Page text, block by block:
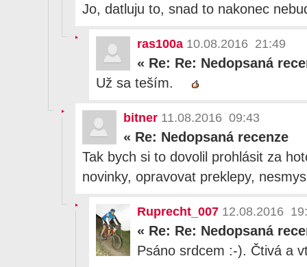
Jo, datluju to, snad to nakonec
ras100a 10.08.2016 21:49
« Re: Re: Nedopsaná
Už sa teším.
bitner 11.08.2016 09:43
« Re: Nedopsaná recenze
Tak bych si to dovolil prohlásit za
novinky, opravovat preklepy,
Ruprecht_007 12.08.2016
« Re: Re: Nedopsaná
Psáno srdcem :-). Čtivá a